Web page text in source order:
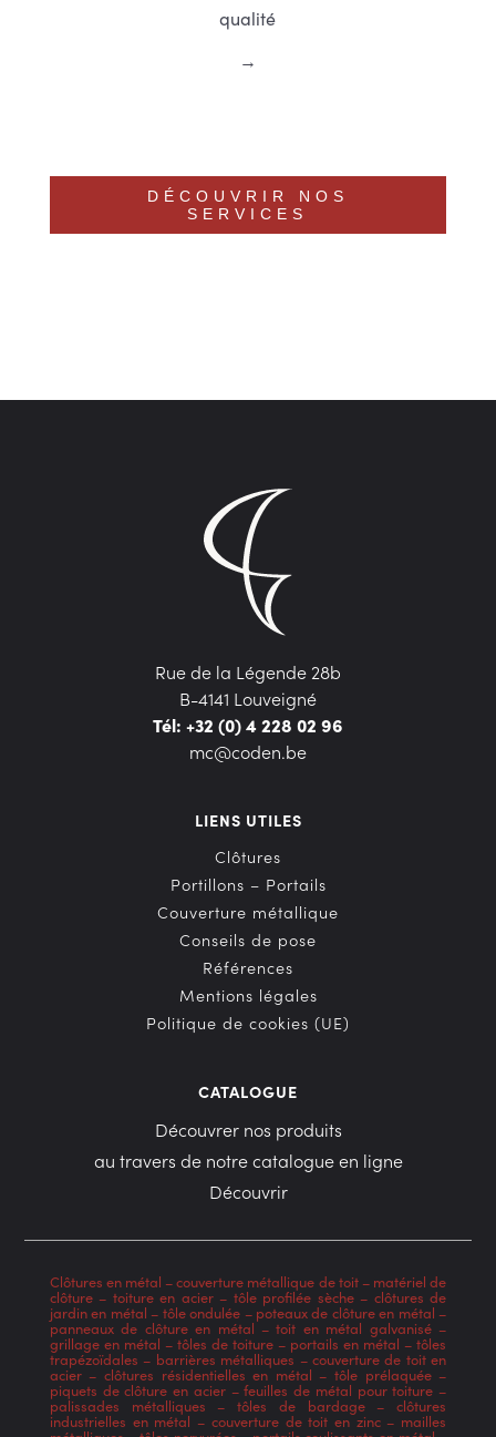
qualité
DÉCOUVRIR NOS
SERVICES
Rue de la Légende 28b
B-4141 Louveigné
Tél: +32 (0) 4 228 02 96
mc@coden.be
LIENS UTILES
Clôtures
Portillons – Portails
Couverture métallique
Conseils de pose
Références
Mentions légales
Politique de cookies (UE)
CATALOGUE
Découvrer nos produits
au travers de notre catalogue en ligne
Découvrir
Clôtures en métal–couverture métallique de toit– matériel de
clôture– toiture en acier– tôle profilée sèche– clôtures de
jardin en métal – tôle ondulée – poteaux de clôture en métal –
panneaux de clôture en métal–toit en métal galvanisé–
grillage en métal – tôles de toiture – portails en métal –tôles
trapézoïdales – barrières métalliques – couverture de toit en
acier– clôtures résidentielles en métal – tôle prélaquée–
piquets de clôture en acier–feuilles de métal pour toiture –
palissades métalliques –tôles de bardage–clôtures
industrielles en métal – couverture de toit en zinc– mailles